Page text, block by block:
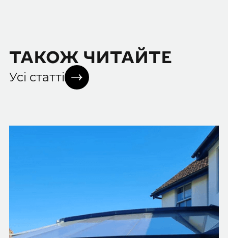
ТАКОЖ ЧИТАЙТЕ
Усі статті